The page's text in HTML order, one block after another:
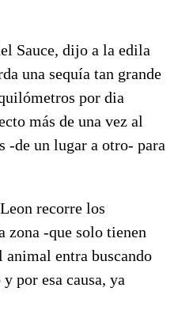
Sauce, dijo a la edila
una sequía tan grande
por dia
más de una vez al
-de un lugar a otro- para
recorre los
zona -que solo tienen
animal entra buscando
por esa causa, ya